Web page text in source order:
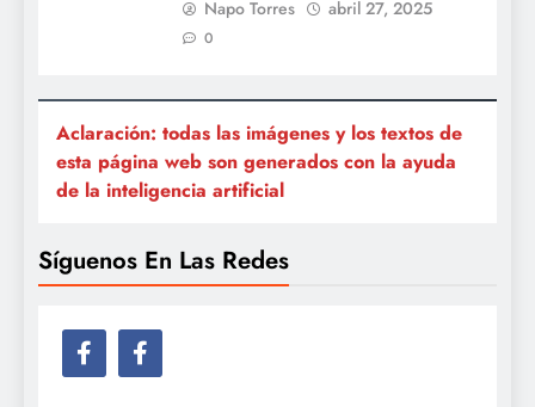
Napo Torres abril 27, 2025
0
Aclaración: todas las imágenes y los textos de
esta página web son generados con la ayuda
de la inteligencia artificial
Síguenos En Las Redes